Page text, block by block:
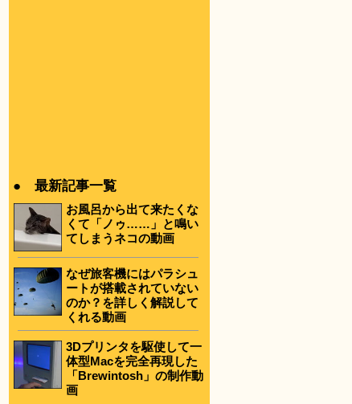
● 最新記事一覧
お風呂から出て来たくな
くて「ノゥ……」と鳴い
てしまうネコの動画
なぜ旅客機にはパラシュ
ートが搭載されていない
のか？を詳しく解説して
くれる動画
3Dプリンタを駆使して一
体型Macを完全再現した
「Brewintosh」の制作動
画